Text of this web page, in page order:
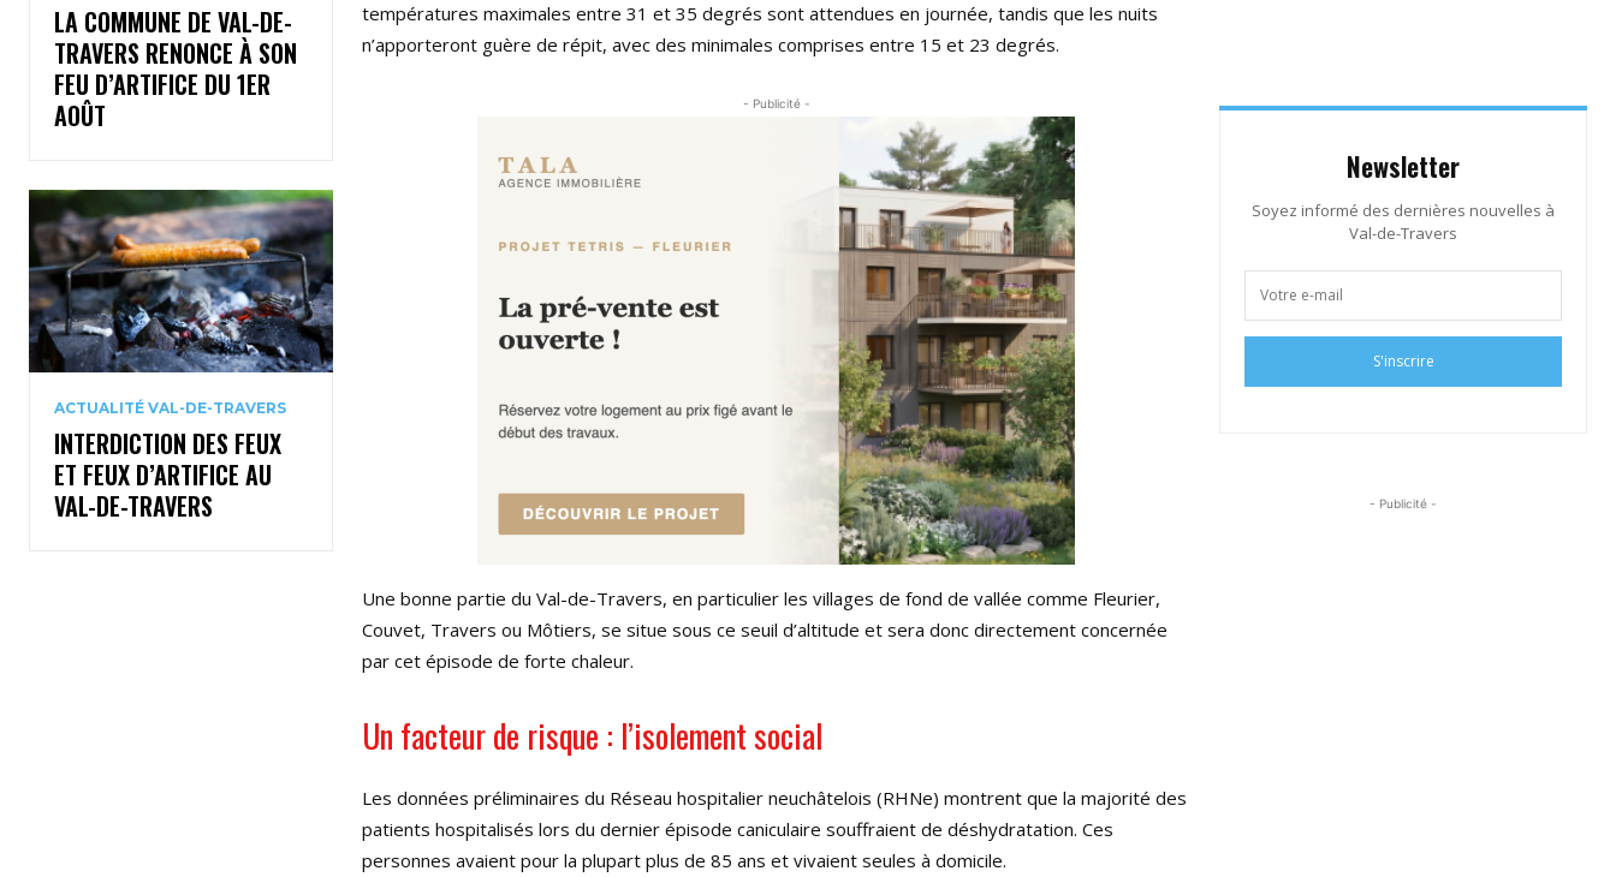
LA COMMUNE DE VAL-DE-
TRAVERS RENONCE À SON
FEU D’ARTIFICE DU 1ER
AOÛT
ACTUALITÉ VAL-DE-TRAVERS
INTERDICTION DES FEUX
ET FEUX D’ARTIFICE AU
VAL-DE-TRAVERS
températures maximales entre 31 et 35 degrés sont attendues en journée, tandis que les nuits
n’apporteront guère de répit, avec des minimales comprises entre 15 et 23 degrés.
- Publicité -
Une bonne partie du Val-de-Travers, en particulier les villages de fond de vallée comme Fleurier,
Couvet, Travers ou Môtiers, se situe sous ce seuil d’altitude et sera donc directement concernée
par cet épisode de forte chaleur.
Un facteur de risque : l’isolement social
Les données préliminaires du Réseau hospitalier neuchâtelois (RHNe) montrent que la majorité des
patients hospitalisés lors du dernier épisode caniculaire souffraient de déshydratation. Ces
personnes avaient pour la plupart plus de 85 ans et vivaient seules à domicile.
Newsletter
Soyez informé des dernières nouvelles à
Val-de-Travers
S'inscrire
- Publicité -